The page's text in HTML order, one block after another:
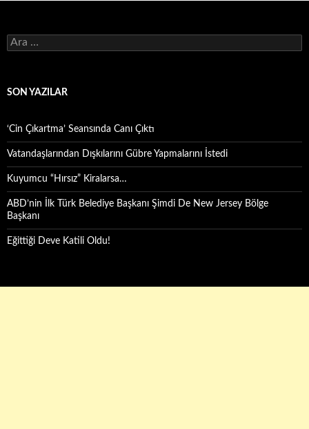
Arama:
SON YAZILAR
‘Cin Çıkartma’ Seansında Canı Çıktı
Vatandaşlarından Dışkılarını Gübre Yapmalarını İstedi
Kuyumcu “Hırsız” Kiralarsa…
ABD’nin İlk Türk Belediye Başkanı Şimdi De New Jersey Bölge
Başkanı
Eğittiği Deve Katili Oldu!